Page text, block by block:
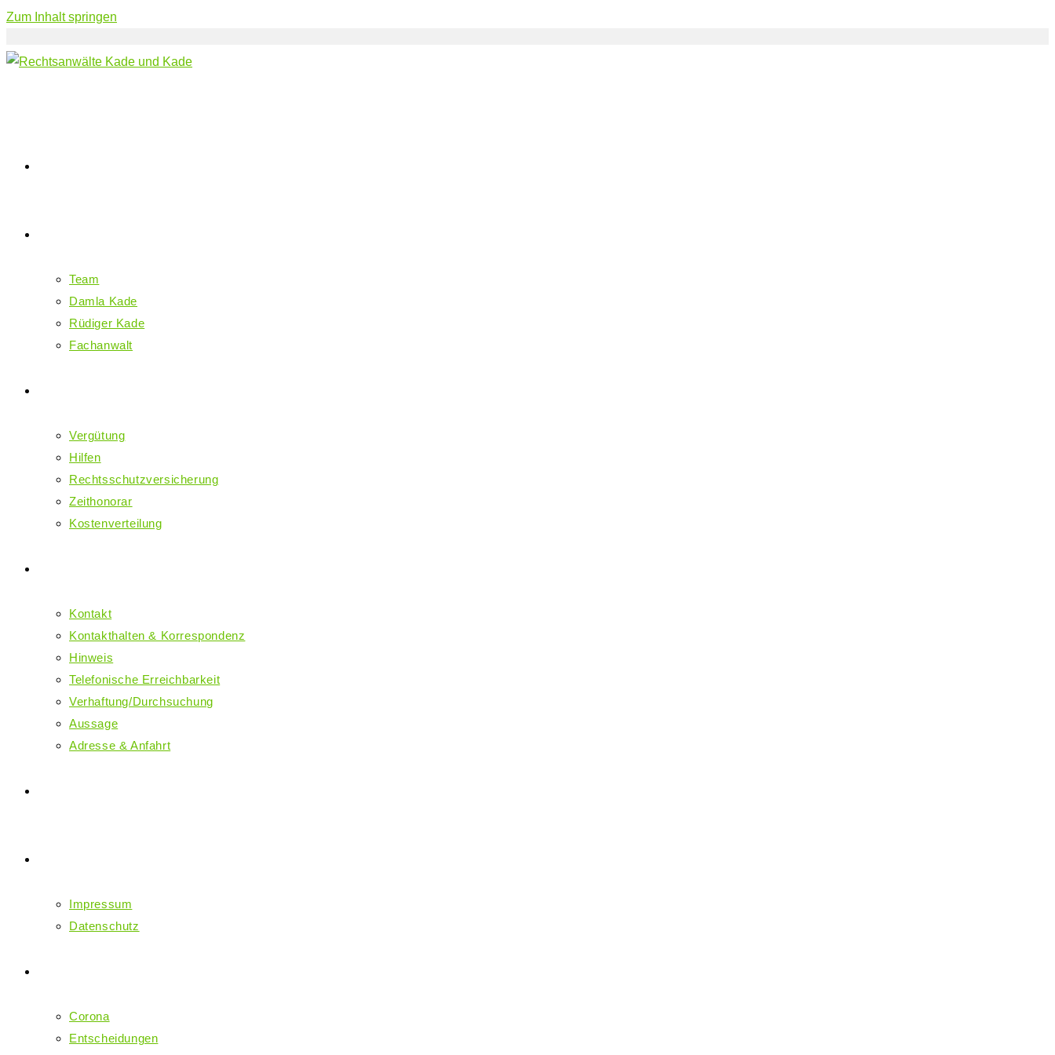
Zum Inhalt springen
Team
Damla Kade
Rüdiger Kade
Fachanwalt
Vergütung
Hilfen
Rechtsschutzversicherung
Zeithonorar
Kostenverteilung
Kontakt
Kontakthalten & Korrespondenz
Hinweis
Telefonische Erreichbarkeit
Verhaftung/Durchsuchung
Aussage
Adresse & Anfahrt
Impressum
Datenschutz
Corona
Entscheidungen